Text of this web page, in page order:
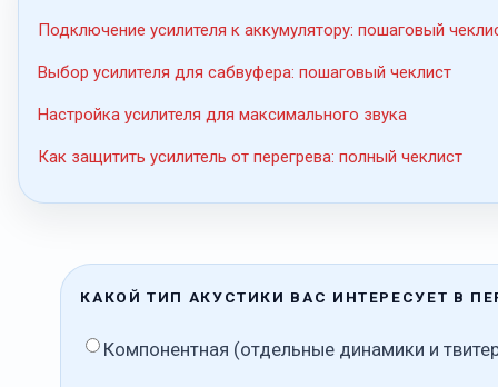
Подключение усилителя к аккумулятору: пошаговый
Выбор усилителя для сабвуфера: пошаговый чеклист
Настройка усилителя для максимального звука
Как защитить усилитель от перегрева: полный чеклист
КАКОЙ ТИП АКУСТИКИ ВАС ИНТЕРЕСУЕТ В
Компонентная (отдельные динамики и